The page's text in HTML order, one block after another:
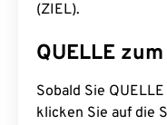
(ZIEL).
QUELLE
Sobald Sie
klicken Sie auf die